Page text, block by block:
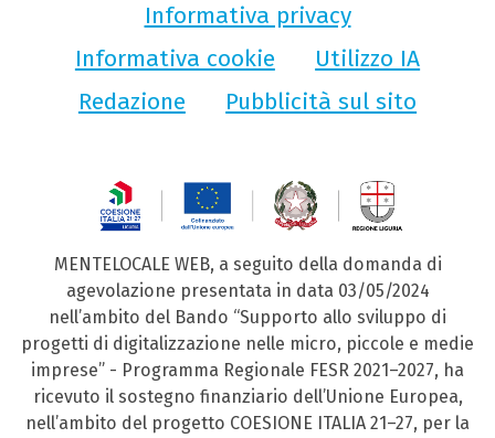
Informativa privacy
Informativa cookie
Utilizzo IA
Redazione
Pubblicità sul sito
MENTELOCALE WEB, a seguito della domanda di
agevolazione presentata in data 03/05/2024
nell’ambito del Bando “Supporto allo sviluppo di
progetti di digitalizzazione nelle micro, piccole e medie
imprese” - Programma Regionale FESR 2021–2027, ha
ricevuto il sostegno finanziario dell’Unione Europea,
nell’ambito del progetto COESIONE ITALIA 21–27, per la